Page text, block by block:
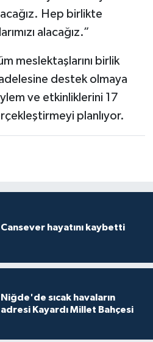
Hep birlikte
alacağız.”
meslektaşlarını birlik
destek olmaya
ve etkinliklerini 17
planlıyor.
Cansever hayatını kaybetti
Niğde'de sıcak havaların
adresi Kayardı Millet Bahçesi